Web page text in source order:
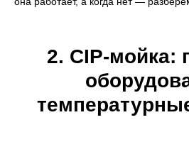
2. CIP-мойка: